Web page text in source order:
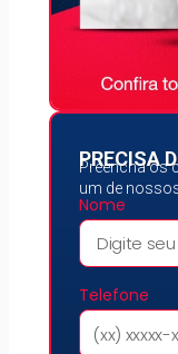
PRECISA
Preencha os
um de
Nome
Telefone